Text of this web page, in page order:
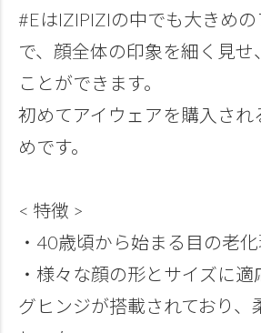
#EはIZIPIZIの中でも大きめ
で、顔全体の印象を細く見せ
ことができます。
初めてアイウェアを購入され
めです。
< 特徴 >
・40歳頃から始まる目の老化
・様々な顔の形とサイズに
グヒンジが搭載されており、